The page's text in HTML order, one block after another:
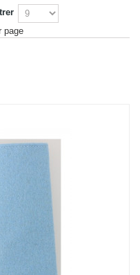
page